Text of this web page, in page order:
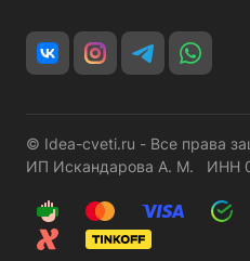
© Idea-cveti.ru - Все права
ИП Искандарова А. М. ИНН